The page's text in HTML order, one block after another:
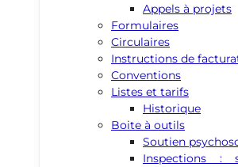
Appels à projets
Formulaires
Circulaires
Instructions de
Conventions
Listes et tarifs
Historique
Boite à outils
Soutien
Inspections :